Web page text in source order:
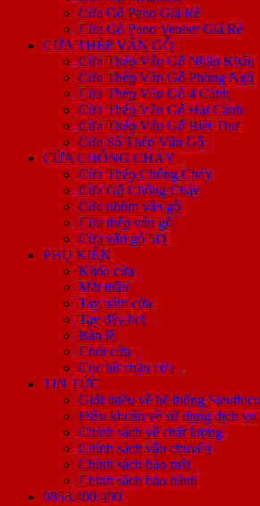
Cửa Gỗ Pano Giá Rẻ
Cửa Gỗ Pano Veneer Giá Rẻ
CỬA THÉP VÂN GỖ
Cửa Thép Vân Gỗ Nhập Khẩu
Cửa Thép Vân Gỗ Phòng Ngủ
Cửa Thép Vân Gỗ 4 Cánh
Cửa Thép Vân Gỗ Hai Cánh
Cửa Thép Vân Gỗ Biệt Thự
Cửa Sổ Thép Vân Gỗ
CỬA CHỐNG CHÁY
Cửa Thép Chống Cháy
Cửa Gỗ Chống Cháy
Cửa nhôm vân gỗ
Cửa thép vân gỗ
Cửa vân gỗ 5D
PHỤ KIỆN
Khóa cửa
Mắt thần
Tay nắm cửa
Tay đẩy hơi
Bản lề
Chốt cửa
Cục hít chặn cửa
TIN TỨC
Giới thiệu về hệ thống
Điều khoản về sử dụng dịch vụ
Chính sách về chất lượng
Chính sách vận chuyển
Chính sách bảo mật
Chính sách bảo hành
0853.400.400